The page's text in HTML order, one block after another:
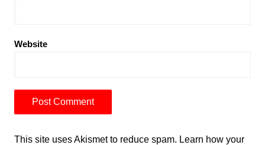
Website
This site uses Akismet to reduce spam. Learn how your